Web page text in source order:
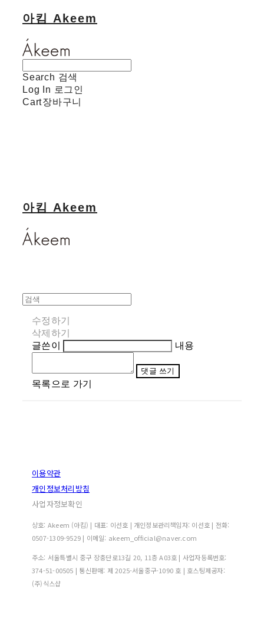
아킴 Akeem
Search 검색
Log In 로그인
Cart장바구니
아킴 Akeem
수정하기
삭제하기
글쓴이
내용
댓글 쓰기
목록으로 가기
이용약관
개인정보처리방침
사업자정보확인
상호: Akeem (아킴) | 대표: 이선호 | 개인정보관리책임자: 이선호 | 전화:
0507-1309-9529 | 이메일: akeem_official@naver.com
주소: 서울특별시 중구 장충단로13길 20, 11층 A03호 | 사업자등록번호:
374-51-00505 | 통신판매: 제 2025-서울중구-1090 호 | 호스팅제공자:
(주)식스샵